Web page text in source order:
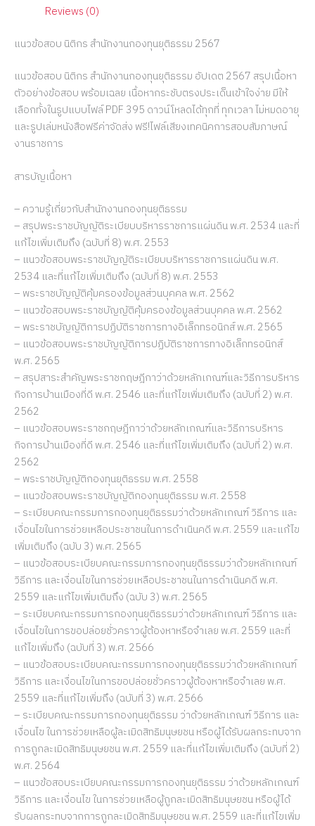
Reviews (0)
แนวข้อสอบ นิติกร สำนักงานกองทุนยุติธรรม 2567
แนวข้อสอบ นิติกร สำนักงานกองทุนยุติธรรม อัปเดต 2567 สรุปเนื้อหา
ตัวอย่างข้อสอบ พร้อมเฉลย เนื้อหากระชับตรงประเด็นเข้าใจง่าย มีให้
เลือกทั้งในรูปแบบไฟล์ PDF 395 ดาวน์โหลดได้ทุกที่ ทุกเวลา ไม่หมดอายุ
และรูปเล่มหนังสือฟรีค่าจัดส่ง ฟรี!ไฟล์เสียงเทคนิคการสอบสัมภาษณ์
งานราชการ
สารบัญเนื้อหา
– ความรู้เกี่ยวกับสำนักงานกองทุนยุติธรรม
– สรุปพระราชบัญญัติระเบียบบริหารราชการแผ่นดิน พ.ศ. 2534 และที่
แก้ไขเพิ่มเติมถึง (ฉบับที่ 8) พ.ศ. 2553
– แนวข้อสอบพระราชบัญญัติระเบียบบริหารราชการแผ่นดิน พ.ศ.
2534 และที่แก้ไขเพิ่มเติมถึง (ฉบับที่ 8) พ.ศ. 2553
– พระราชบัญญัติคุ้มครองข้อมูลส่วนบุคคล พ.ศ. 2562
– แนวข้อสอบพระราชบัญญัติคุ้มครองข้อมูลส่วนบุคคล พ.ศ. 2562
– พระราชบัญญัติการปฏิบัติราชการทางอิเล็กทรอนิกส์ พ.ศ. 2565
– แนวข้อสอบพระราชบัญญัติการปฏิบัติราชการทางอิเล็กทรอนิกส์
พ.ศ. 2565
– สรุปสาระสำคัญพระราชกฤษฎีกาว่าด้วยหลักเกณฑ์และวิธีการบริหาร
กิจการบ้านเมืองที่ดี พ.ศ. 2546 และที่แก้ไขเพิ่มเติมถึง (ฉบับที่ 2) พ.ศ.
2562
– แนวข้อสอบพระราชกฤษฎีกาว่าด้วยหลักเกณฑ์และวิธีการบริหาร
กิจการบ้านเมืองที่ดี พ.ศ. 2546 และที่แก้ไขเพิ่มเติมถึง (ฉบับที่ 2) พ.ศ.
2562
– พระราชบัญญัติกองทุนยุติธรรม พ.ศ. 2558
– แนวข้อสอบพระราชบัญญัติกองทุนยุติธรรม พ.ศ. 2558
– ระเบียบคณะกรรมการกองทุนยุติธรรมว่าด้วยหลักเกณฑ์ วิธีการ และ
เงื่อนไขในการช่วยเหลือประชาชนในการดำเนินคดี พ.ศ. 2559 และแก้ไข
เพิ่มเติมถึง (ฉบับ 3) พ.ศ. 2565
– แนวข้อสอบระเบียบคณะกรรมการกองทุนยุติธรรมว่าด้วยหลักเกณฑ์
วิธีการ และเงื่อนไขในการช่วยเหลือประชาชนในการดำเนินคดี พ.ศ.
2559 และแก้ไขเพิ่มเติมถึง (ฉบับ 3) พ.ศ. 2565
– ระเบียบคณะกรรมการกองทุนยุติธรรมว่าด้วยหลักเกณฑ์ วิธีการ และ
เงื่อนไขในการขอปล่อยชั่วคราวผู้ต้องหาหรือจำเลย พ.ศ. 2559 และที่
แก้ไขเพิ่มถึง (ฉบับที่ 3) พ.ศ. 2566
– แนวข้อสอบระเบียบคณะกรรมการกองทุนยุติธรรมว่าด้วยหลักเกณฑ์
วิธีการ และเงื่อนไขในการขอปล่อยชั่วคราวผู้ต้องหาหรือจำเลย พ.ศ.
2559 และที่แก้ไขเพิ่มถึง (ฉบับที่ 3) พ.ศ. 2566
– ระเบียบคณะกรรมการกองทุนยุติธรรม ว่าด้วยหลักเกณฑ์ วิธีการ และ
เงื่อนไข ในการช่วยเหลือผู้ละเมิดสิทธิมนุษยชน หรือผู้ได้รับผลกระทบจาก
การถูกละเมิดสิทธิมนุษยชน พ.ศ. 2559 และที่แก้ไขเพิ่มเติมถึง (ฉบับที่ 2)
พ.ศ. 2564
– แนวข้อสอบระเบียบคณะกรรมการกองทุนยุติธรรม ว่าด้วยหลักเกณฑ์
วิธีการ และเงื่อนไข ในการช่วยเหลือผู้ถูกละเมิดสิทธิมนุษยชน หรือผู้ได้
รับผลกระทบจากการถูกละเมิดสิทธิมนุษยชน พ.ศ. 2559 และที่แก้ไขเพิ่ม